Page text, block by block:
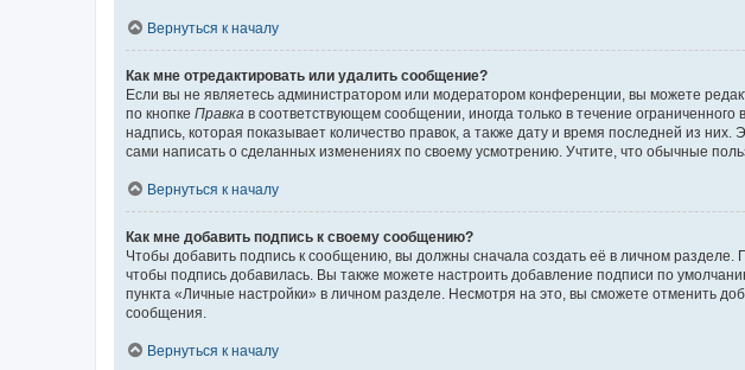
Вернуться к началу
Как мне отредактировать или удалить сообщение?
Если вы не являетесь администратором или модератором конференции, вы можете
по кнопке Правка в соответствующем сообщении, иногда только в течение
надпись, которая показывает количество правок, а также дату и время последней из
сами написать о сделанных изменениях по своему усмотрению. Учтите, что обычные
Вернуться к началу
Как мне добавить подпись к своему сообщению?
Чтобы добавить подпись к сообщению, вы должны сначала создать её в личном разделе.
чтобы подпись добавилась. Вы также можете настроить добавление подписи по
пункта «Личные настройки» в личном разделе. Несмотря на это, вы сможете отменить
сообщения.
Вернуться к началу